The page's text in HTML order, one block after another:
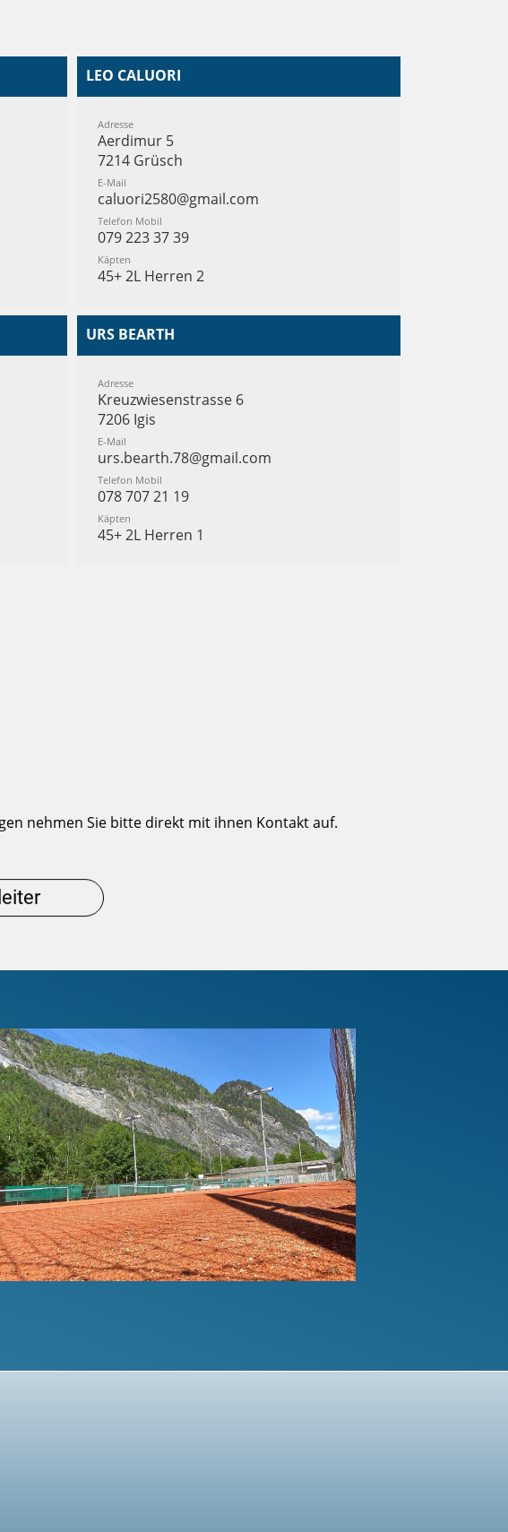
LEO CALUORI
Adresse
Aerdimur 5
7214 Grüsch
E-Mail
caluori2580@gmail.com
Telefon Mobil
079 223 37 39
Käpten
45+ 2L Herren 2
URS BEARTH
Adresse
Kreuzwiesenstrasse 6
7206 Igis
E-Mail
urs.bearth.78@gmail.com
Telefon Mobil
078 707 21 19
Käpten
45+ 2L Herren 1
nehmen Sie bitte direkt mit ihnen Kontakt auf.